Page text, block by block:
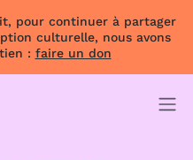
pour continuer à partager
culturelle, nous avons
: faire un don